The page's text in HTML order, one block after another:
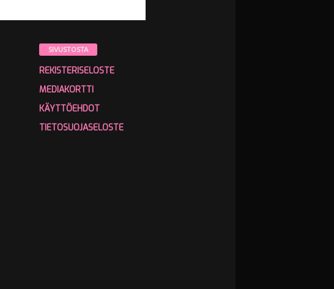
SIVUSTOSTA
REKISTERISELOSTE
MEDIAKORTTI
KÄYTTÖEHDOT
TIETOSUOJASELOSTE